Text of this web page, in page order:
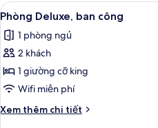
Xem
tất
cả
ảnh
Phòng
Deluxe,
ban
công
6
Phòng Deluxe, ban công
1 phòng ngủ
2 khách
1 giường cỡ king
Wifi miễn phí
Xem thêm chi tiết
Chi